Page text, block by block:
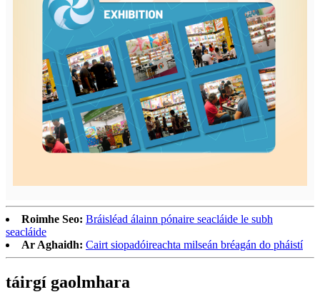
Roimhe Seo: Bráisléad álainn pónaire seacláide le subh
seacláide
Ar Aghaidh: Cairt siopadóireachta milseán bréagán do pháistí
táirgí gaolmhara